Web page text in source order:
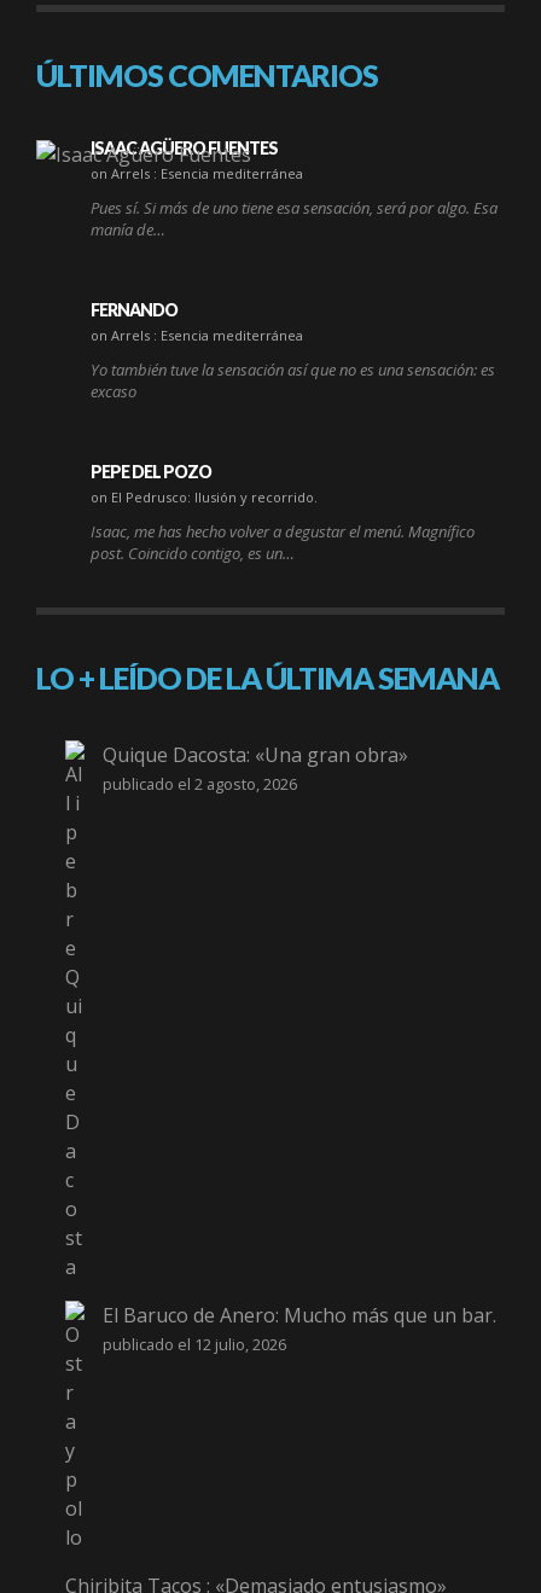
ÚLTIMOS COMENTARIOS
ISAAC AGÜERO FUENTES
on Arrels : Esencia mediterránea
Pues sí. Si más de uno tiene esa sensación, será por algo. Esa
manía de…
FERNANDO
on Arrels : Esencia mediterránea
Yo también tuve la sensación así que no es una sensación: es
excaso
PEPE DEL POZO
on El Pedrusco: Ilusión y recorrido.
Isaac, me has hecho volver a degustar el menú. Magnífico
post. Coincido contigo, es un…
LO + LEÍDO DE LA ÚLTIMA SEMANA
Quique Dacosta: «Una gran obra»
publicado el 2 agosto, 2026
El Baruco de Anero: Mucho más que un bar.
publicado el 12 julio, 2026
Chiribita Tacos : «Demasiado entusiasmo»